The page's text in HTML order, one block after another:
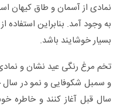
نمادی از آسمان و طاق کیهان
به وجود آمد. بنابراین
بسیار خوشایند باشد.
تخم مرغ رنگی عید نشان و
و سمبل شکوفایی و نمو در سال
سال قبل آغاز کنند و خاطره